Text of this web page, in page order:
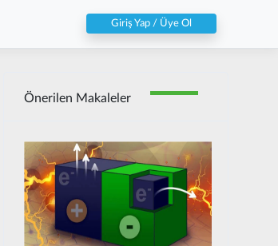
Giriş Yap / Üye Ol
Önerilen Makaleler